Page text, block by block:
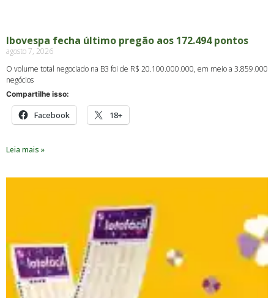
Ibovespa fecha último pregão aos 172.494 pontos
agosto 7, 2026
O volume total negociado na B3 foi de R$ 20.100.000.000, em meio a 3.859.000
negócios
Compartilhe isso:
Facebook 18+
Leia mais »